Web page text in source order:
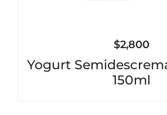
$2,800
Yogurt
150ml